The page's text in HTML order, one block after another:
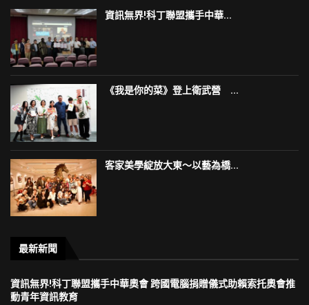
資訊無界!科丁聯盟攜手中華...
《我是你的菜》登上衛武營 ...
客家美學綻放大東～以藝為橋...
最新新聞
資訊無界!科丁聯盟攜手中華奧會 跨國電腦捐贈儀式助賴索托奧會推
動青年資訊教育